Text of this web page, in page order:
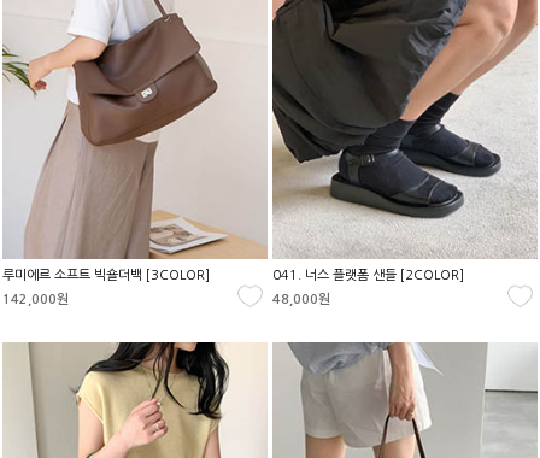
루미에르 소프트 빅숄더백 [3COLOR]
142,000원
041. 너스 플랫폼 샌들 [2COLOR]
48,000원